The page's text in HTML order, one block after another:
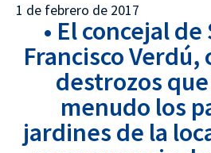
1 de febrero de 2017
• El concejal
Francisco Verdú,
destrozos
menudo los
jardines de la